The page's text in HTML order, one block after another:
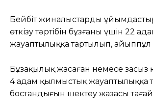
Бейбіт жиналыстарды
өткізу тәртібін бұзғаны үшін 22
жауаптылыққа тартылып,
Бұзақылық жасаған немесе заңсыз
4 адам қылмыстық жауаптылыққа
бостандығын шектеу жазасы